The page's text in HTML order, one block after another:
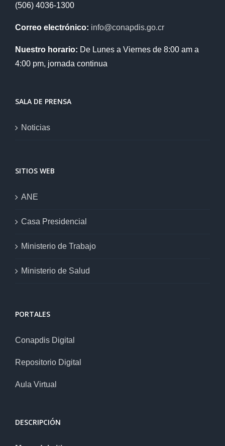
(506) 4036-1300
Correo electrónico: info@conapdis.go.cr
Nuestro horario: De Lunes a Viernes de 8:00 am a
4:00 pm, jornada continua
SALA DE PRENSA
Noticias
SITIOS WEB
ANE
Casa Presidencial
Ministerio de Trabajo
Ministerio de Salud
PORTALES
Conapdis Digital
Repositorio Digital
Aula Virtual
DESCRIPCIÓN